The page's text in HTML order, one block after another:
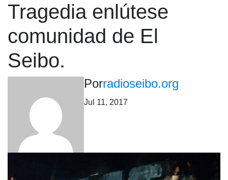
Tragedia enlútese
comunidad de El
Seibo.
Porradioseibo.org
Jul 11, 2017